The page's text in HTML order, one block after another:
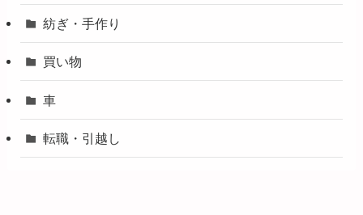
紡ぎ・手作り
買い物
車
転職・引越し